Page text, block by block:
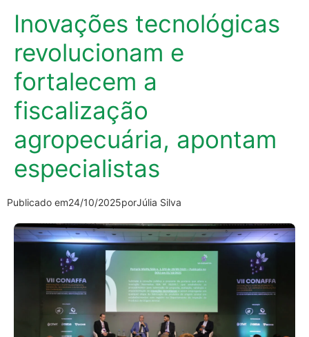
Inovações tecnológicas
revolucionam e
fortalecem a
fiscalização
agropecuária, apontam
especialistas
Publicado em24/10/2025porJúlia Silva